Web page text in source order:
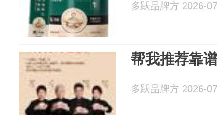
多跃品牌方 2026-
帮我推荐靠
多跃品牌方 2026-